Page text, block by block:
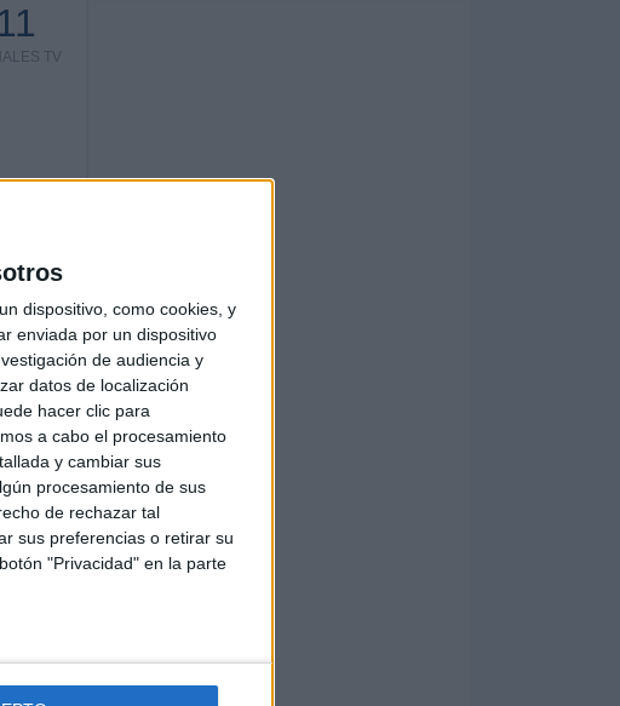
dispositivo, como cookies, y
enviada por un dispositivo
de audiencia y
datos de localización
hacer clic para
a cabo el procesamiento
y cambiar sus
procesamiento de sus
de rechazar tal
sus preferencias o retirar su
"Privacidad" en la parte
TV
52